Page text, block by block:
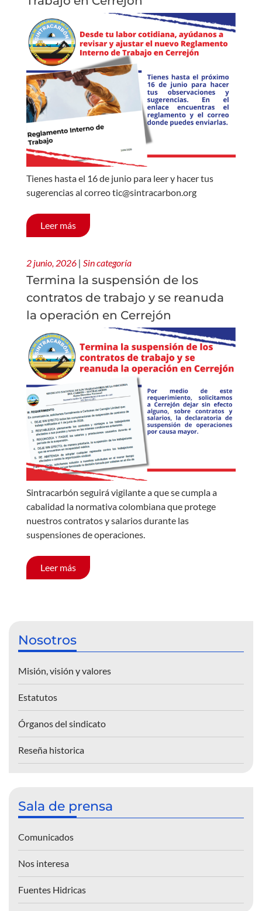
Tienes hasta el 16 de junio para leer y hacer tus
sugerencias al correo tic@sintracarbon.org
Leer más
2 junio, 2026 | Sin categoría
Termina la suspensión de los
contratos de trabajo y se reanuda
la operación en Cerrejón
Sintracarbón seguirá vigilante a que se cumpla a
cabalidad la normativa colombiana que protege
nuestros contratos y salarios durante las
suspensiones de operaciones.
Leer más
Nosotros
Misión, visión y valores
Estatutos
Órganos del sindicato
Reseña historica
Sala de prensa
Comunicados
Nos interesa
Fuentes Hidricas